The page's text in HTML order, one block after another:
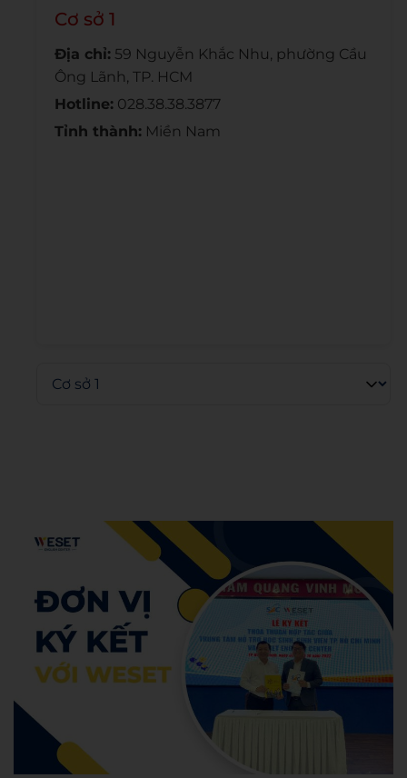
Cơ sở 1
Địa chỉ: 59 Nguyễn Khắc Nhu, phường Cầu
Ông Lãnh, TP. HCM
Hotline: 028.38.38.3877
Tỉnh thành: Miền Nam